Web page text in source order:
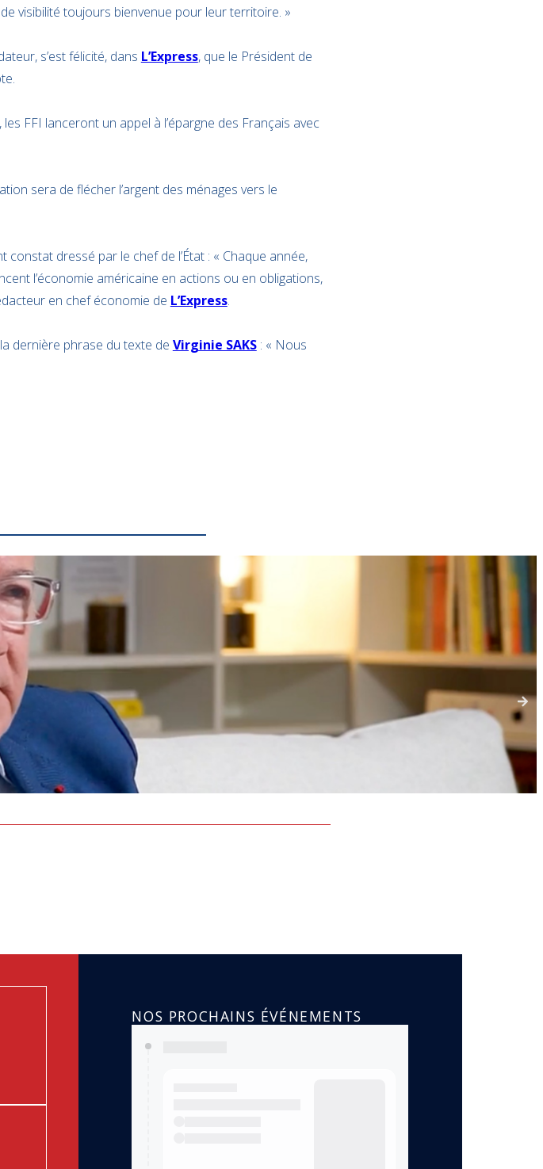
visibilité toujours bienvenue pour leur territoire. »
s’est félicité, dans L’Express, que le Président de
FFI lanceront un appel à l’épargne des Français avec
sera de flécher l’argent des ménages vers le
dressé par le chef de l’État : « Chaque année,
l’économie américaine en actions ou en obligations,
en chef économie de L’Express.
dernière phrase du texte de Virginie SAKS: « Nous
NOS PROCHAINS ÉVÉNEMENTS